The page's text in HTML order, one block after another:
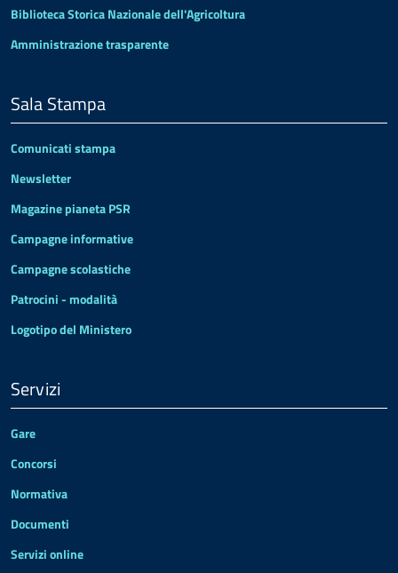
Biblioteca Storica Nazionale dell'Agricoltura
Amministrazione trasparente
Sala Stampa
Comunicati stampa
Newsletter
Magazine pianeta PSR
Campagne informative
Campagne scolastiche
Patrocini - modalità
Logotipo del Ministero
Servizi
Gare
Concorsi
Normativa
Documenti
Servizi online